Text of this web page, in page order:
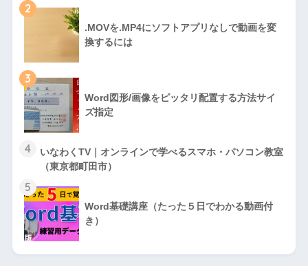
2
.MOVを.MP4にソフトアプリなしで動画を変
換するには
3
Word図形/画像をピッタリ配置する方法サイ
ズ指定
4
いなわくTV｜オンラインで学べるスマホ・パソコン教室
（東京都町田市）
5
Word基礎講座（たった５日でわかる動画付
き）